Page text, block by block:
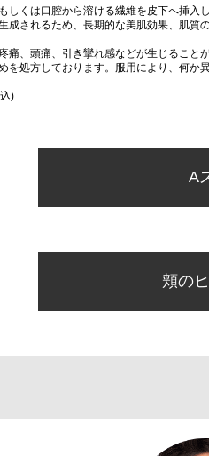
しくは口腔から溶ける繊維を皮下へ挿
成されるため、長期的な美肌効果、肌
痛、頭痛、引き攣れ感などが生じるこ
を処方しております。服用により、何か
)
A
頬の